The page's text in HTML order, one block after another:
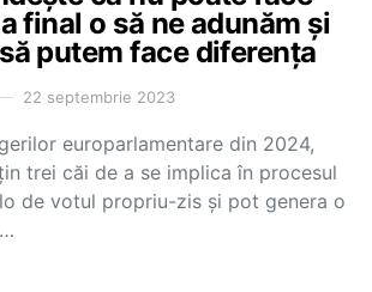
final o să ne adunăm și
putem face diferența
22 septembrie 2023
europarlamentare din 2024,
trei căi de a se implica în procesul
de votul propriu-zis și pot genera o